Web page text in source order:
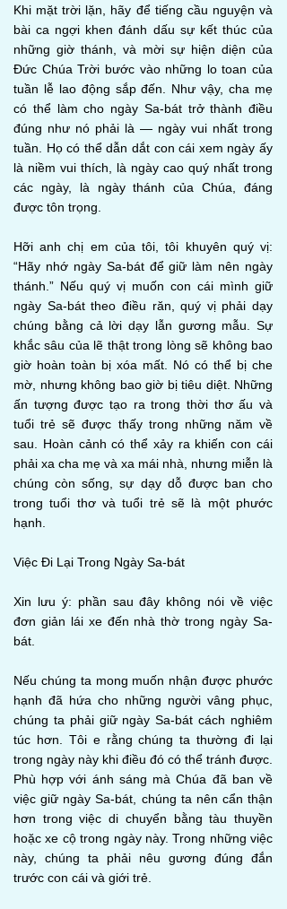
Khi mặt trời lặn, hãy để tiếng cầu nguyện và
bài ca ngợi khen đánh dấu sự kết thúc của
những giờ thánh, và mời sự hiện diện của
Đức Chúa Trời bước vào những lo toan của
tuần lễ lao động sắp đến. Như vậy, cha mẹ
có thể làm cho ngày Sa-bát trở thành điều
đúng như nó phải là — ngày vui nhất trong
tuần. Họ có thể dẫn dắt con cái xem ngày ấy
là niềm vui thích, là ngày cao quý nhất trong
các ngày, là ngày thánh của Chúa, đáng
được tôn trọng.
Hỡi anh chị em của tôi, tôi khuyên quý vị:
“Hãy nhớ ngày Sa-bát để giữ làm nên ngày
thánh.” Nếu quý vị muốn con cái mình giữ
ngày Sa-bát theo điều răn, quý vị phải dạy
chúng bằng cả lời dạy lẫn gương mẫu. Sự
khắc sâu của lẽ thật trong lòng sẽ không bao
giờ hoàn toàn bị xóa mất. Nó có thể bị che
mờ, nhưng không bao giờ bị tiêu diệt. Những
ấn tượng được tạo ra trong thời thơ ấu và
tuổi trẻ sẽ được thấy trong những năm về
sau. Hoàn cảnh có thể xảy ra khiến con cái
phải xa cha mẹ và xa mái nhà, nhưng miễn là
chúng còn sống, sự dạy dỗ được ban cho
trong tuổi thơ và tuổi trẻ sẽ là một phước
hạnh.
Việc Đi Lại Trong Ngày Sa-bát
Xin lưu ý: phần sau đây không nói về việc
đơn giản lái xe đến nhà thờ trong ngày Sa-
bát.
Nếu chúng ta mong muốn nhận được phước
hạnh đã hứa cho những người vâng phục,
chúng ta phải giữ ngày Sa-bát cách nghiêm
túc hơn. Tôi e rằng chúng ta thường đi lại
trong ngày này khi điều đó có thể tránh được.
Phù hợp với ánh sáng mà Chúa đã ban về
việc giữ ngày Sa-bát, chúng ta nên cẩn thận
hơn trong việc di chuyển bằng tàu thuyền
hoặc xe cộ trong ngày này. Trong những việc
này, chúng ta phải nêu gương đúng đắn
trước con cái và giới trẻ.